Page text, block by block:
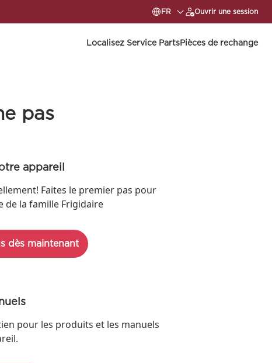
FR Ouvrir une session
Localisez Service PartsPièces de rechange
pas
appareil
Faites le premier pas pour
de la famille Frigidaire
dès maintenant
pour les produits et les manuels